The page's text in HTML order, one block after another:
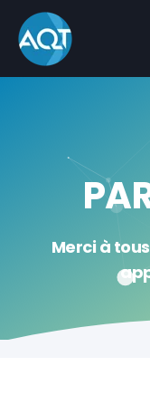
Merci à